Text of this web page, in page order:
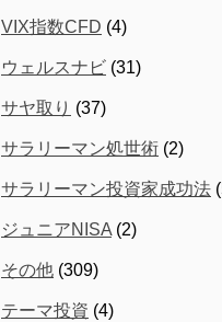
VIX指数CFD (4)
ウェルスナビ (31)
サヤ取り (37)
サラリーマン処世術 (2)
サラリーマン投資家成功法
ジュニアNISA (2)
その他 (309)
テーマ投資 (4)